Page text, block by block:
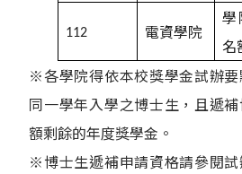
112 電資學院
名
※各學院得依本校獎學金試辦
同一學年入學之博士生，且遞
額剩餘的年度獎學金。
※博士生遞補申請資格請參閱